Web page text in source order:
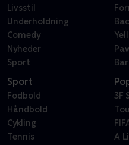
Livsstil
Underholdning
Comedy
Nyheder
Sport
Sport
Fodbold
Håndbold
Cykling
Tennis
3F
A